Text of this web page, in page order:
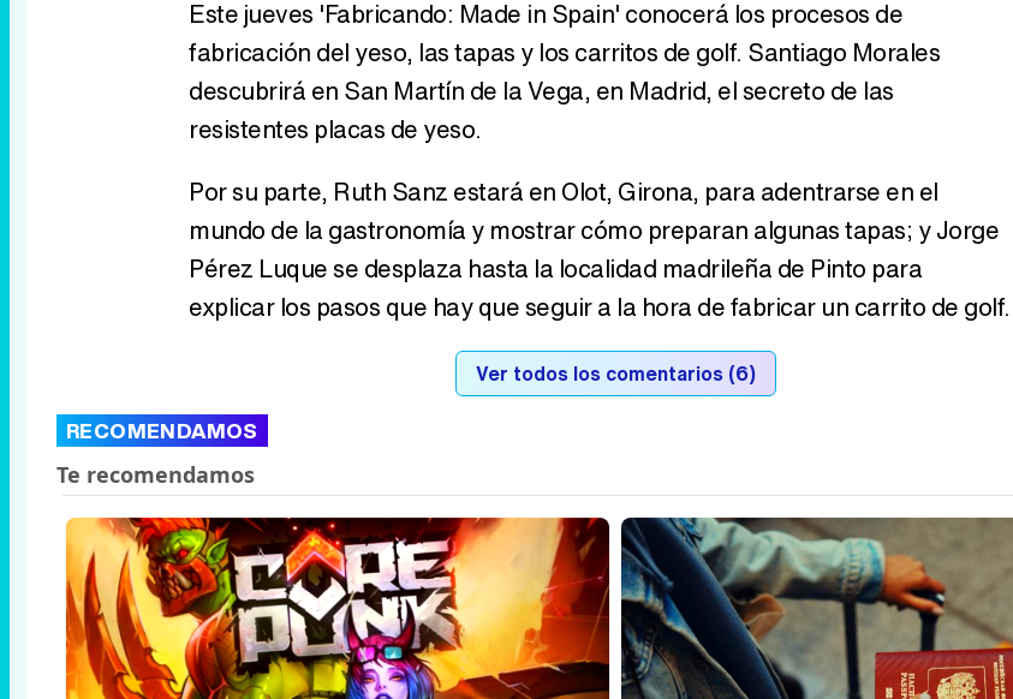
Este jueves 'Fabricando: Made in Spain' conocerá los procesos de
fabricación del yeso, las tapas y los carritos de golf. Santiago Morales
descubrirá en San Martín de la Vega, en Madrid, el secreto de las
resistentes placas de yeso.
Por su parte, Ruth Sanz estará en Olot, Girona, para adentrarse en el
mundo de la gastronomía y mostrar cómo preparan algunas tapas; y Jorge
Pérez Luque se desplaza hasta la localidad madrileña de Pinto para
explicar los pasos que hay que seguir a la hora de fabricar un carrito de golf.
Ver todos los comentarios (6)
RECOMENDAMOS